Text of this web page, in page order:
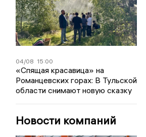
04/08 15:00
«Спящая красавица» на
Романцевских горах: В Тульской
области снимают новую сказку
Новости компаний